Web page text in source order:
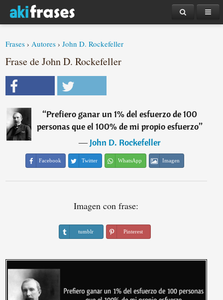
Frases ›Autores ›John D. Rockefeller
Frase de John D. Rockefeller
“Prefiero ganar un 1% del esfuerzo de 100
personas que el 100% de mi propio esfuerzo”
―John D. Rockefeller
Facebook Twitter WhatsApp Imagen
Imagen con frase:
tumblr Pinterest